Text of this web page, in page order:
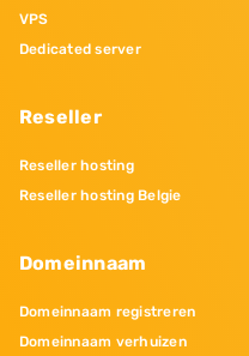
VPS
Dedicated server
Reseller
Reseller hosting
Reseller hosting Belgie
Domeinnaam
Domeinnaam registreren
Domeinnaam verhuizen